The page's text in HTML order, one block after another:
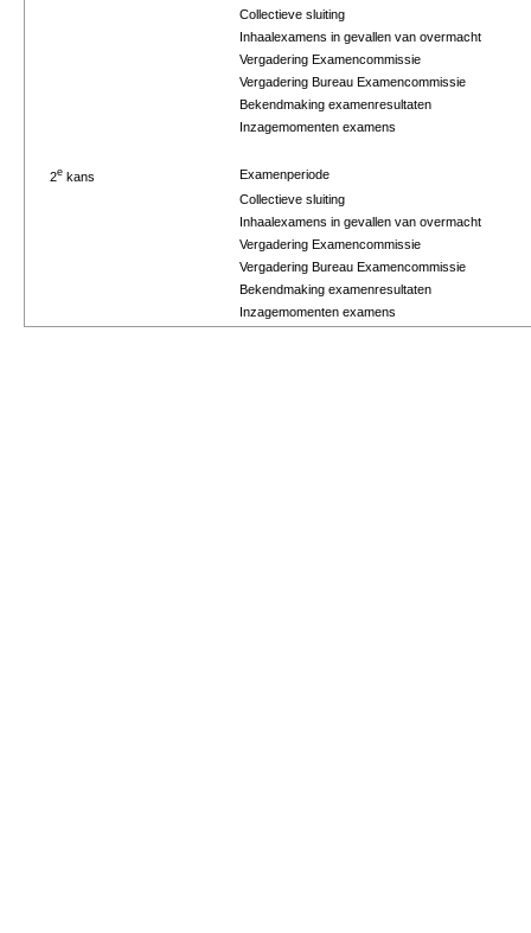
Collectieve sluiting
Inhaalexamens in gevallen van overmacht
Vergadering Examencommissie
Vergadering Bureau Examencommissie
Bekendmaking examenresultaten
Inzagemomenten examens
2e kans
Examenperiode
Collectieve sluiting
Inhaalexamens in gevallen van overmacht
Vergadering Examencommissie
Vergadering Bureau Examencommissie
Bekendmaking examenresultaten
Inzagemomenten examens